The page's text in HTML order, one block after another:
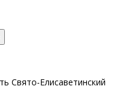
Свято-Елисаветинский